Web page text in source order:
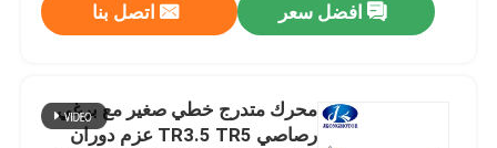
افضل سعر اتصل بنا
محرك متدرج خطي صغير مع برغي
رصاصي TR3.5 TR5 عزم دوران